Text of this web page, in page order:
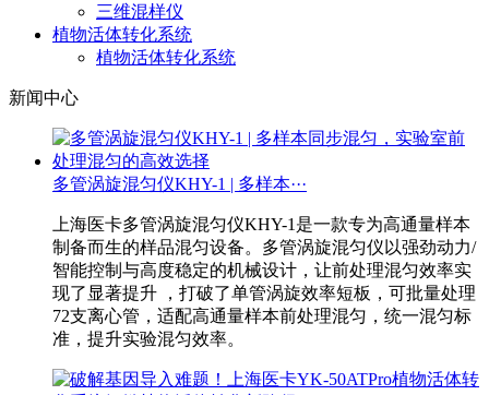
三维混样仪
植物活体转化系统
植物活体转化系统
新闻中心
多管涡旋混匀仪KHY-1 | 多样本···
上海医卡多管涡旋混匀仪KHY-1是一款专为高通量样本
制备而生的样品混匀设备。多管涡旋混匀仪以强劲动力/
智能控制与高度稳定的机械设计，让前处理混匀效率实
现了显著提升 ，打破了单管涡旋效率短板，可批量处理
72支离心管，适配高通量样本前处理混匀，统一混匀标
准，提升实验混匀效率。